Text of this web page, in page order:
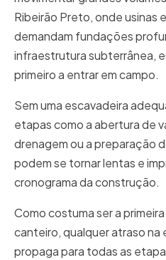
Ribeirão Preto, onde usinas
demandam fundações
infraestrutura subterrânea,
primeiro a entrar em campo.
Sem uma escavadeira
etapas como a abertura de
drenagem ou a preparação
podem se tornar lentas e
cronograma da construção.
Como costuma ser a
canteiro, qualquer atraso na
propaga para todas as